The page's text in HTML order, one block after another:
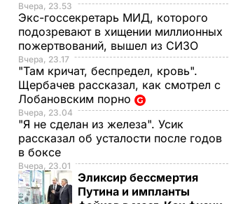
Вчера, 23.53
Экс-госсекретарь МИД, которого
подозревают в хищении миллионных
пожертвований, вышел из СИЗО
Вчера, 23.17
"Там кричат, беспредел, кровь".
Щербачев рассказал, как смотрел с
Лобановским порно
Вчера, 23.04
"Я не сделан из железа". Усик
рассказал об усталости после годов
в боксе
Вчера, 23.01
Эликсир бессмертия
Путина и импланты